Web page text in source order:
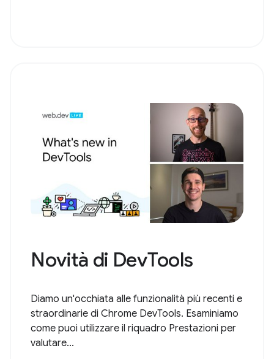
Novità di DevTools
Diamo un'occhiata alle funzionalità più recenti e
straordinarie di Chrome DevTools. Esaminiamo
come puoi utilizzare il riquadro Prestazioni per
valutare...